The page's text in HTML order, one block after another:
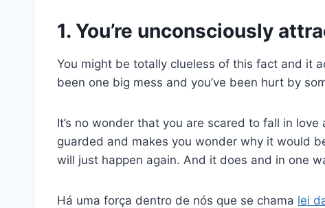
1. You’re unconsciously
You might be totally clueless of this fact and it
been one big mess and you’ve been hurt by
It’s no wonder that you are scared to fall in
guarded and makes you wonder why it would
will just happen again. And it does and in one
Há uma força dentro de nós que se chama lei